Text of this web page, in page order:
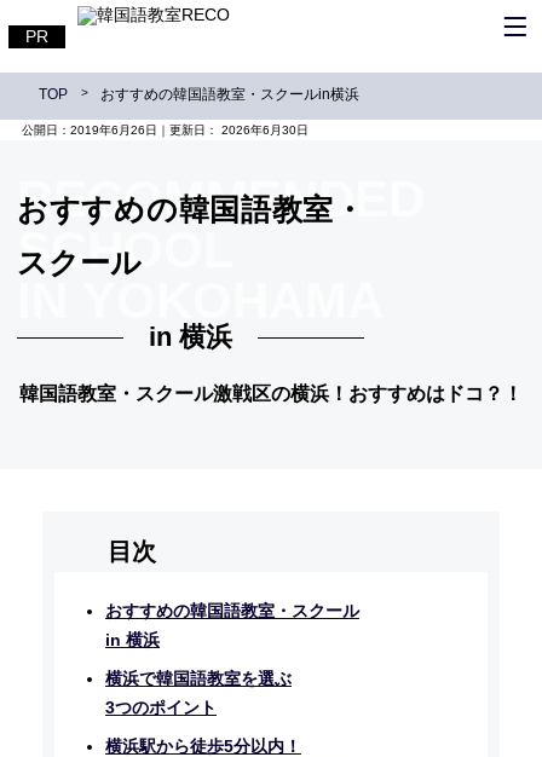
TOP おすすめの韓国語教室・スクールin横浜
公開日： 2019年6月26日 ｜更新日： 2026年6月30日
おすすめの韓国語教室・
スクール
in 横浜
韓国語教室・スクール激戦区の横浜！おすすめはドコ？！
RECOMMENDED
SCHOOL
おすすめの韓国語教室・スクール
in 横浜
横浜で韓国語教室を選ぶ
3つのポイント
横浜駅から徒歩5分以内！